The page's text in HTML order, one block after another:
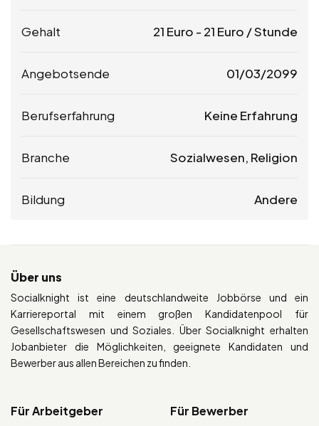
Gehalt 21 Euro - 21 Euro / Stunde
Angebotsende 01/03/2099
Berufserfahrung Keine Erfahrung
Branche Sozialwesen, Religion
Bildung Andere
Über uns
Socialknight ist eine deutschlandweite Jobbörse und ein
Karriereportal mit einem großen Kandidatenpool für
Gesellschaftswesen und Soziales. Über Socialknight erhalten
Jobanbieter die Möglichkeiten, geeignete Kandidaten und
Bewerber aus allen Bereichen zu finden.
Für Arbeitgeber Für Bewerber